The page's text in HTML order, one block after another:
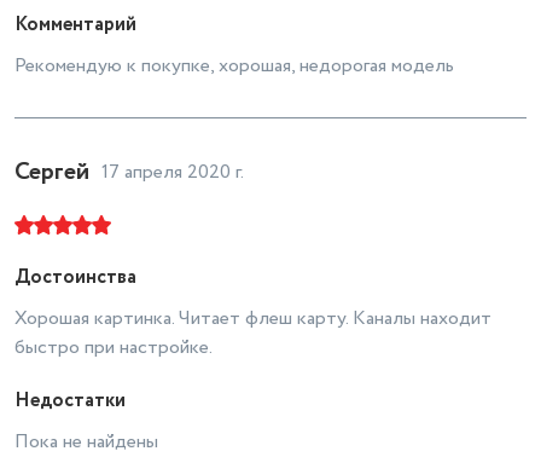
Комментарий
Рекомендую к покупке, хорошая, недорогая модель
Сергей 17 апреля 2020 г.
Достоинства
Хорошая картинка. Читает флеш карту. Каналы находит
быстро при настройке.
Недостатки
Пока не найдены